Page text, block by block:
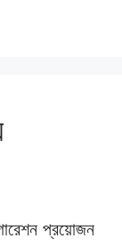
প্রয়োজন